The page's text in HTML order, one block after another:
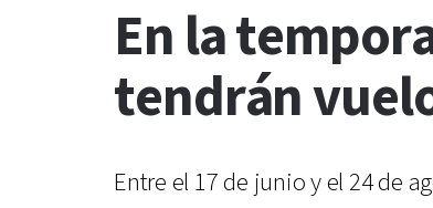
En la
tendrán
Entre el 17 de junio y el 24 de